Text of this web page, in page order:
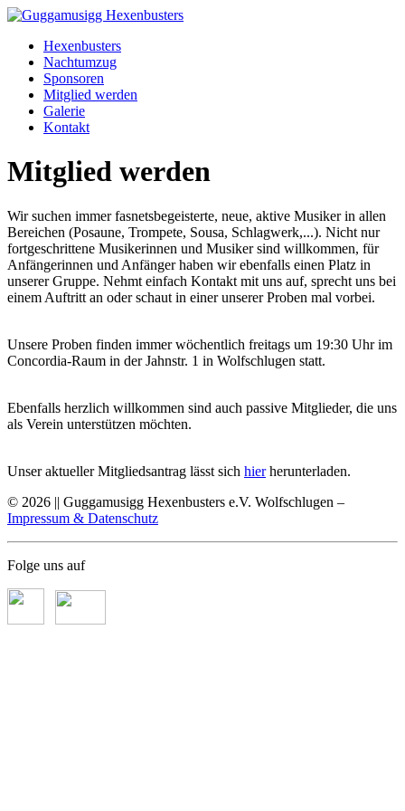
Hexenbusters
Nachtumzug
Sponsoren
Mitglied werden
Galerie
Kontakt
Mitglied werden
Wir suchen immer fasnetsbegeisterte, neue, aktive Musiker in allen
Bereichen (Posaune, Trompete, Sousa, Schlagwerk,...). Nicht nur
fortgeschrittene Musikerinnen und Musiker sind willkommen, für
Anfängerinnen und Anfänger haben wir ebenfalls einen Platz in
unserer Gruppe. Nehmt einfach Kontakt mit uns auf, sprecht uns bei
einem Auftritt an oder schaut in einer unserer Proben mal vorbei.
Unsere Proben finden immer wöchentlich freitags um 19:30 Uhr im
Concordia-Raum in der Jahnstr. 1 in Wolfschlugen statt.
Ebenfalls herzlich willkommen sind auch passive Mitglieder, die uns
als Verein unterstützen möchten.
Unser aktueller Mitgliedsantrag lässt sich hierherunterladen.
© 2026 || Guggamusigg Hexenbusters e.V. Wolfschlugen –
Impressum & Datenschutz
Folge uns auf